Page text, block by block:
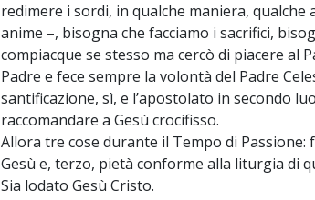
redimere i sordi, in qualche maniera, qualche
anime –, bisogna che facciamo i sacrifici,
compiacque se stesso ma cercò di piacere al
Padre e fece sempre la volontà del Padre
santificazione, sì, e l’apostolato in secondo
raccomandare a Gesù crocifisso.
Allora tre cose durante il Tempo di Passione:
Gesù e, terzo, pietà conforme alla liturgia di
Sia lodato Gesù Cristo.